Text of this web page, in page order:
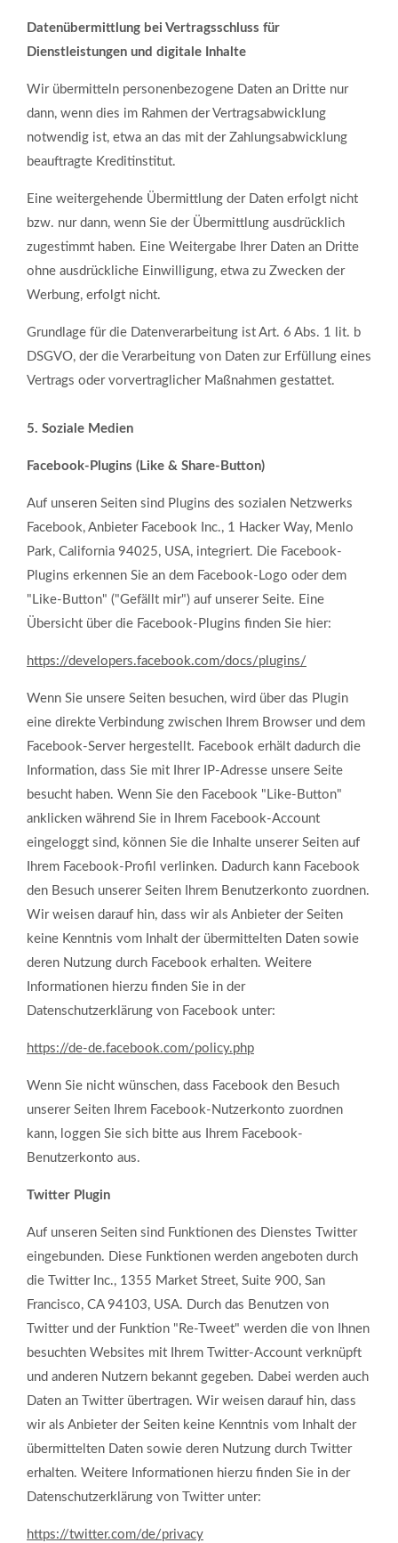
Datenübermittlung bei Vertragsschluss für
Dienstleistungen und digitale Inhalte
Wir übermitteln personenbezogene Daten an Dritte nur
dann, wenn dies im Rahmen der Vertragsabwicklung
notwendig ist, etwa an das mit der Zahlungsabwicklung
beauftragte Kreditinstitut.
Eine weitergehende Übermittlung der Daten erfolgt nicht
bzw. nur dann, wenn Sie der Übermittlung ausdrücklich
zugestimmt haben. Eine Weitergabe Ihrer Daten an Dritte
ohne ausdrückliche Einwilligung, etwa zu Zwecken der
Werbung, erfolgt nicht.
Grundlage für die Datenverarbeitung ist Art. 6 Abs. 1 lit. b
DSGVO, der die Verarbeitung von Daten zur Erfüllung eines
Vertrags oder vorvertraglicher Maßnahmen gestattet.
5. Soziale Medien
Facebook-Plugins (Like & Share-Button)
Auf unseren Seiten sind Plugins des sozialen Netzwerks
Facebook, Anbieter Facebook Inc., 1 Hacker Way, Menlo
Park, California 94025, USA, integriert. Die Facebook-
Plugins erkennen Sie an dem Facebook-Logo oder dem
"Like-Button" ("Gefällt mir") auf unserer Seite. Eine
Übersicht über die Facebook-Plugins finden Sie hier:
https://developers.facebook.com/docs/plugins/
Wenn Sie unsere Seiten besuchen, wird über das Plugin
eine direkte Verbindung zwischen Ihrem Browser und dem
Facebook-Server hergestellt. Facebook erhält dadurch die
Information, dass Sie mit Ihrer IP-Adresse unsere Seite
besucht haben. Wenn Sie den Facebook "Like-Button"
anklicken während Sie in Ihrem Facebook-Account
eingeloggt sind, können Sie die Inhalte unserer Seiten auf
Ihrem Facebook-Profil verlinken. Dadurch kann Facebook
den Besuch unserer Seiten Ihrem Benutzerkonto zuordnen.
Wir weisen darauf hin, dass wir als Anbieter der Seiten
keine Kenntnis vom Inhalt der übermittelten Daten sowie
deren Nutzung durch Facebook erhalten. Weitere
Informationen hierzu finden Sie in der
Datenschutzerklärung von Facebook unter:
https://de-de.facebook.com/policy.php
Wenn Sie nicht wünschen, dass Facebook den Besuch
unserer Seiten Ihrem Facebook-Nutzerkonto zuordnen
kann, loggen Sie sich bitte aus Ihrem Facebook-
Benutzerkonto aus.
Twitter Plugin
Auf unseren Seiten sind Funktionen des Dienstes Twitter
eingebunden. Diese Funktionen werden angeboten durch
die Twitter Inc., 1355 Market Street, Suite 900, San
Francisco, CA 94103, USA. Durch das Benutzen von
Twitter und der Funktion "Re-Tweet" werden die von Ihnen
besuchten Websites mit Ihrem Twitter-Account verknüpft
und anderen Nutzern bekannt gegeben. Dabei werden auch
Daten an Twitter übertragen. Wir weisen darauf hin, dass
wir als Anbieter der Seiten keine Kenntnis vom Inhalt der
übermittelten Daten sowie deren Nutzung durch Twitter
erhalten. Weitere Informationen hierzu finden Sie in der
Datenschutzerklärung von Twitter unter:
https://twitter.com/de/privacy